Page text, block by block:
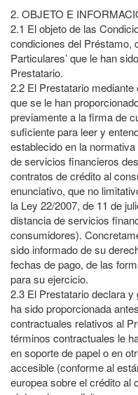
2. OBJETO E
2.1 El objeto de las
condiciones del Préstamo,
Particulares’ que le han
Prestatario.
2.2 El Prestatario
que se le han
previamente a la firma de
suficiente para leer y
establecido en la
de servicios financieros
contratos de crédito al
enunciativo, que no
la Ley 22/2007, de 11 de
distancia de servicios
consumidores).
sido informado de su
fechas de pago, de las
para su ejercicio.
2.3 El Prestatario declara
ha sido proporcionada
contractuales relativos al
términos contractuales le
en soporte de papel o en
accesible (conforme al
europea sobre el crédito al